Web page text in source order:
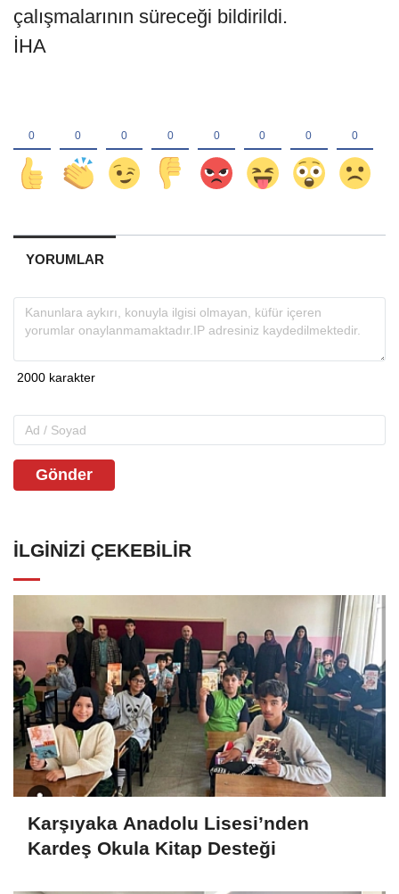
çalışmalarının süreceği bildirildi.
İHA
YORUMLAR
Gönder
İLGINIZI ÇEKEBILIR
Karşıyaka Anadolu Lisesi’nden
Kardeş Okula Kitap Desteği